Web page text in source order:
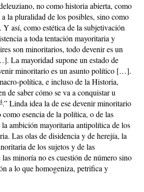
no como historia abierta, como
la pluralidad de los posibles, sino como
Y así, como estética de la subjetivación
a toda tentación mayoritaria y
son minoritarios, todo devenir es un
La mayoridad supone un estado de
minoritario es un asunto político […].
política, e incluso de la Historia,
de saber cómo se va a conquistar u
.” Linda idea la de ese devenir minoritario
como esencia de la política, o de las
ambición mayoritaria antipolítica de los
Las olas de disidencia y de herejía, la
de los sujetos y de las
minoría no es cuestión de número sino
a lo que homogeniza, petrifica y